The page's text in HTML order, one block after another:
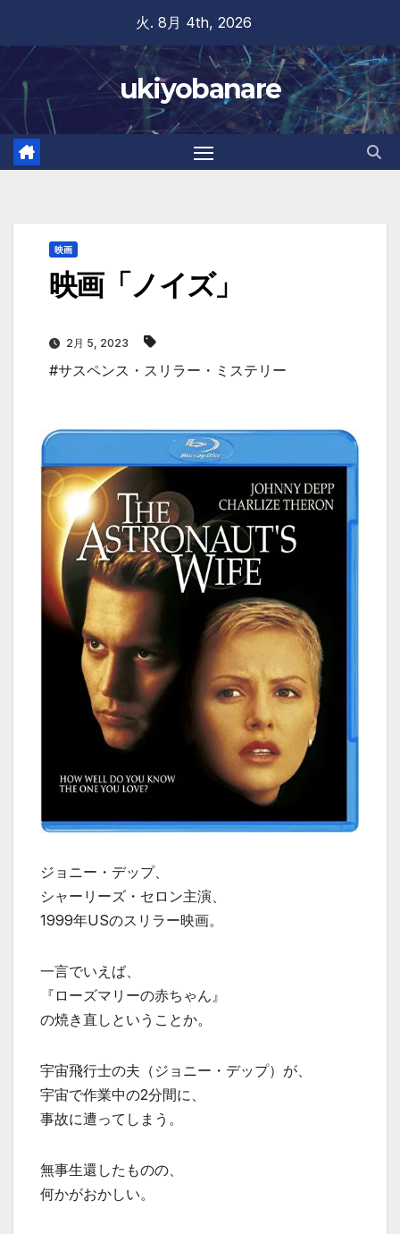
content
火. 8月 4th, 2026
ukiyobanare
映画
映画「ノイズ」
2月 5, 2023
#サスペンス・スリラー・ミステリー
ジョニー・デップ、
シャーリーズ・セロン主演、
1999年USのスリラー映画。
一言でいえば、
『ローズマリーの赤ちゃん』
の焼き直しということか。
宇宙飛行士の夫（ジョニー・デップ）が、
宇宙で作業中の2分間に、
事故に遭ってしまう。
無事生還したものの、
何かがおかしい。